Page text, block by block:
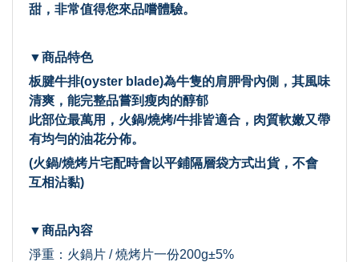
甜，非常值得您來品嚐體驗。
▼商品特色
板腱牛排(oyster blade)為牛隻的肩胛骨內側，其風味
清爽，能完整品嘗到瘦肉的醇郁
此部位最萬用，火鍋/燒烤/牛排皆適合，肉質軟嫩又帶
有均勻的油花分佈。
(火鍋/燒烤片宅配時會以平鋪隔層袋方式出貨，不會
互相沾黏)
▼商品內容
淨重：火鍋片 / 燒烤片一份200g±5%